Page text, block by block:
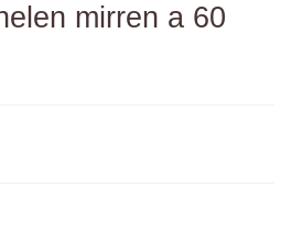
mirren a 60